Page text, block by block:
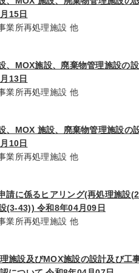
15日
業所再処理施設 他
、MOX施設、廃棄物管理施設の
13日
業所再処理施設 他
、MOX 施設、廃棄物管理施設の
10日
業所再処理施設 他
請に係るヒアリング(再処理施設
(3-43)) 令和8年04月09日
業所再処理施設 他
施設及びMOX施設の設計及び工